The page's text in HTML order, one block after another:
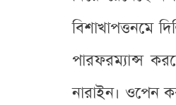
বিশাখাপত্তনমে
পারফরম্যান্স
নারাইন। ওপেন